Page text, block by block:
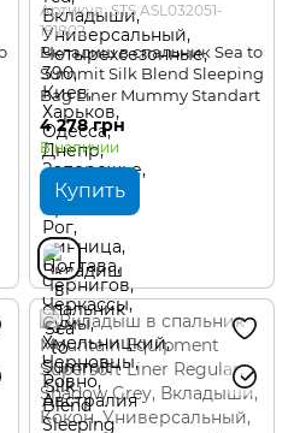
Артикул: STS ASL032051-
191802
Вкладиш в спальник Sea to
Summit Silk Blend Sleeping
Bag Liner Mummy Standart
4 278 грн
В наличии
Купить